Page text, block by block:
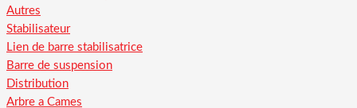
Autres
Stabilisateur
Lien de barre stabilisatrice
Barre de suspension
Distribution
Arbre a Cames